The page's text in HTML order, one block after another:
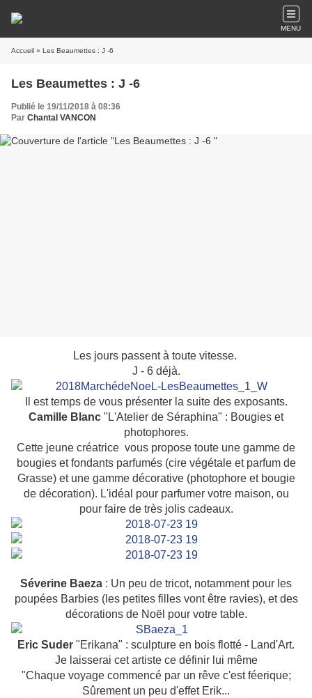
MENU
Accueil » Les Beaumettes : J -6
Les Beaumettes : J -6
Publié le 19/11/2018 à 08:36
Par Chantal VANCON
Les jours passent à toute vitesse.
J - 6 déjà.
Il est temps de vous présenter la suite des exposants.
Camille Blanc "L'Atelier de Séraphina" : Bougies et
photophores.
Cette jeune créatrice vous propose toute une gamme de
bougies et fondants parfumés (cire végétale et parfum de
Grasse) et une gamme décorative (photophore et bougie
de décoration). L'idéal pour parfumer votre maison, ou
pour faire de très jolis cadeaux.
Séverine Baeza : Un peu de tricot, notamment pour les
poupées Barbies (les petites filles vont être ravies), et des
décorations de Noël pour votre table.
Eric Suder "Erikana" : sculpture en bois flotté - Land'Art.
Je laisserai cet artiste ce définir lui même
"Chaque voyage commencé par un rêve c'est féerique;
Sûrement un peu d'effet Erik...